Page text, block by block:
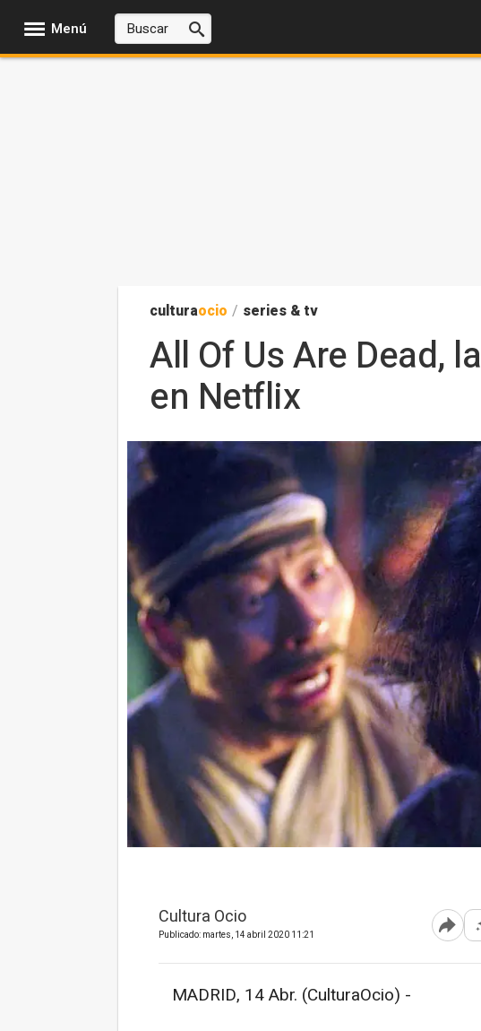
Menú
culturaocio / series & tv
All Of Us Are Dead,
en Netflix
Cultura Ocio
Publicado: martes, 14 abril 2020 11:21
MADRID, 14 Abr. (CulturaOcio) -